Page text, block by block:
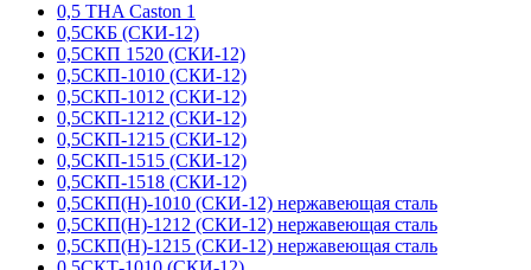
0,5 THA Caston 1
0,5СКБ (СКИ-12)
0,5СКП 1520 (СКИ-12)
0,5СКП-1010 (СКИ-12)
0,5СКП-1012 (СКИ-12)
0,5СКП-1212 (СКИ-12)
0,5СКП-1215 (СКИ-12)
0,5СКП-1515 (СКИ-12)
0,5СКП-1518 (СКИ-12)
0,5СКП(Н)-1010 (СКИ-12) нержавеющая сталь
0,5СКП(Н)-1212 (СКИ-12) нержавеющая сталь
0,5СКП(Н)-1215 (СКИ-12) нержавеющая сталь